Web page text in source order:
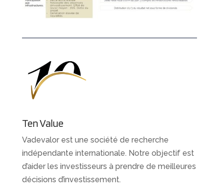
Ten Value
Vadevalor est une société de recherche
indépendante internationale. Notre objectif est
d’aider les investisseurs à prendre de meilleures
décisions d’investissement.